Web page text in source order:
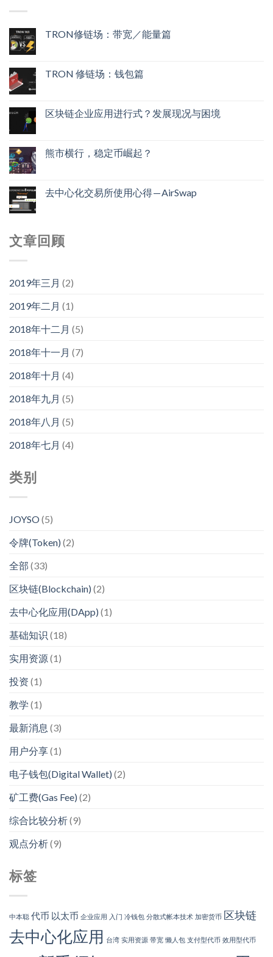
TRON修链场：带宽／能量篇
TRON 修链场：钱包篇
区块链企业应用进行式？发展现况与困境
熊市横行，稳定币崛起？
去中心化交易所使用心得 — AirSwap
文章回顾
2019年三月 (2)
2019年二月 (1)
2018年十二月 (5)
2018年十一月 (7)
2018年十月 (4)
2018年九月 (5)
2018年八月 (5)
2018年七月 (4)
类别
JOYSO(5)
令牌(Token) (2)
全部 (33)
区块链(Blockchain) (2)
去中心化应用(DApp) (1)
基础知识 (18)
实用资源(1)
投资 (1)
教学 (1)
最新消息 (3)
用户分享(1)
电子钱包(Digital Wallet) (2)
矿工费(Gas Fee) (2)
综合比较分析(9)
观点分析(9)
标签
中本聪 代币 以太币 企业应用 入门 冷钱包 分散式帐本技术 加密货币 区块链
去中心化应用 台湾 实用资源 带宽 懒人包 支付型代币 效用型代币